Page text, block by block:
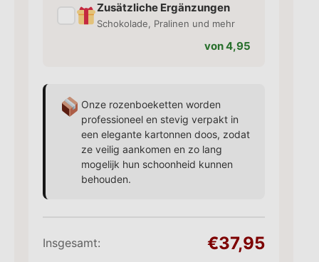
Zusätzliche Ergänzungen
Schokolade, Pralinen und mehr
von 4,95
Onze rozenboeketten worden
professioneel en stevig verpakt in
een elegante kartonnen doos, zodat
ze veilig aankomen en zo lang
mogelijk hun schoonheid kunnen
behouden.
Insgesamt: €37,95